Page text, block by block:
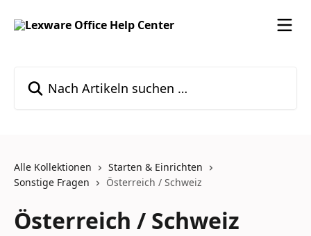
Alle Kollektionen
Starten & Einrichten
Sonstige Fragen
Österreich / Schweiz
Österreich / Schweiz